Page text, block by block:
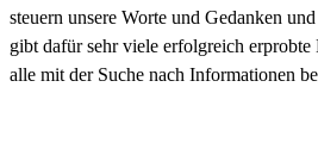
steuern unsere Worte und Gedanken
gibt dafür sehr viele erfolgreich
alle mit der Suche nach Informationen